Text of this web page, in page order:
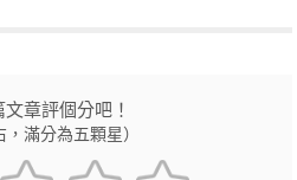
章評個分吧！
，滿分為五顆星）